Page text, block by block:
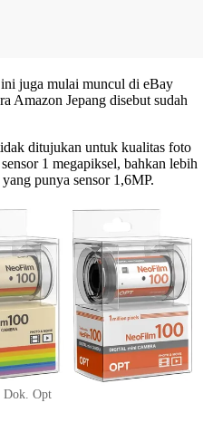
juga mulai muncul di eBay
Amazon Jepang disebut sudah
ditujukan untuk kualitas foto
1 megapiksel, bahkan lebih
punya sensor 1,6MP.
Dok. Opt